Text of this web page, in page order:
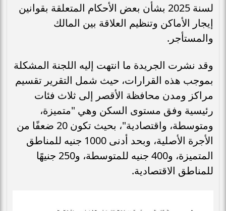
لسنة 2025 بشأن بعض الأحكام المتعلقة بقوانين
إيجار الأماكن وتنظيم العلاقة بين المالك
والمستأجر.
وقد نشرت الجريدة ما انتهت إليه اللجنة المشكلة
بموجب هذه القرارات، حيث شمل التقرير تقسيم
مراكز ومدن محافظة الأقصر إلى ثلاث فئات
رئيسية وفق مستوى السكن وهي "متميزة،
ومتوسطة، واقتصادية"، بحيث تكون 20 ضعفًا من
الأجرة الأصلية، وبحد أدنى 1000 جنيه للمناطق
المتميزة، و400 جنيه للمتوسطة، و250 جنيهًا
للمناطق الاقتصادية.